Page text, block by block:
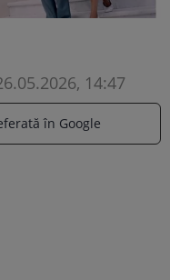
14:47
în Google